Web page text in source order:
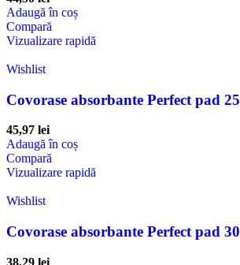
Adaugă în coș
Compară
Vizualizare rapidă
Wishlist
Covorase absorbante Perfect pad
45,97 lei
Adaugă în coș
Compară
Vizualizare rapidă
Wishlist
Covorase absorbante Perfect pad
38,29 lei